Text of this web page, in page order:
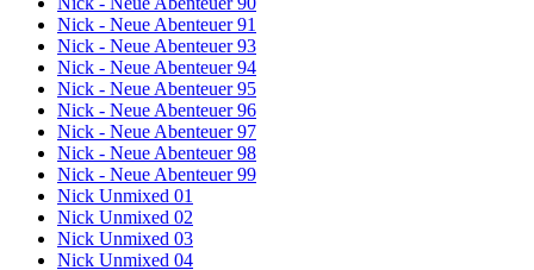
Nick - Neue Abenteuer 91
Nick - Neue Abenteuer 93
Nick - Neue Abenteuer 94
Nick - Neue Abenteuer 95
Nick - Neue Abenteuer 96
Nick - Neue Abenteuer 97
Nick - Neue Abenteuer 98
Nick - Neue Abenteuer 99
Nick Unmixed 01
Nick Unmixed 02
Nick Unmixed 03
Nick Unmixed 04